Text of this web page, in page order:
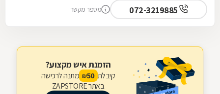
מספר מקשר
הזמנת איש מקצוע?
קיבלת 50
₪ מתנה לרכישה
באתר ZAPSTORE